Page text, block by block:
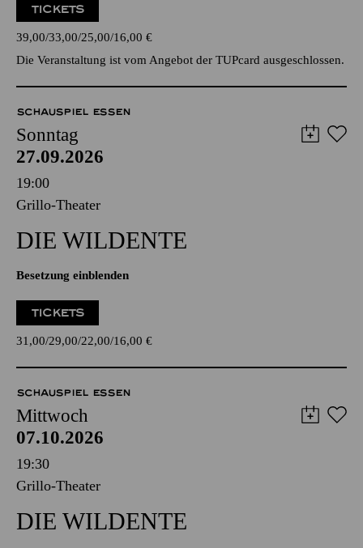
TICKETS
39,00 33,00 25,00 16,00 €
Die Veranstaltung ist vom Angebot der TUPcard ausgeschlossen.
SCHAUSPIEL ESSEN
Sonntag
27.09.2026
19:00
Grillo-Theater
DIE WILDENTE
Besetzung einblenden
TICKETS
31,00 29,00 22,00 16,00 €
SCHAUSPIEL ESSEN
Mittwoch
07.10.2026
19:30
Grillo-Theater
DIE WILDENTE